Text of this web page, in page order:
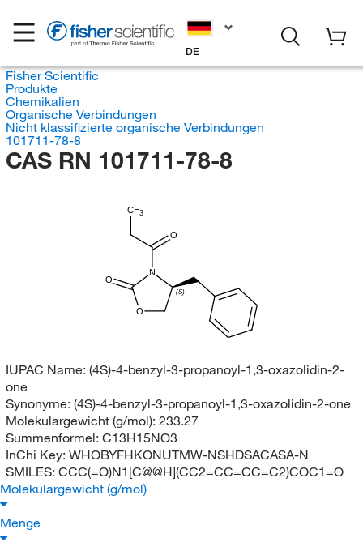
DE
Fisher Scientific
Produkte
Chemikalien
Organische Verbindungen
Nicht klassifizierte organische Verbindungen
101711-78-8
CAS RN 101711-78-8
CH3
O
N
(S)
O
O
IUPAC Name: (4S)-4-benzyl-3-propanoyl-1,3-oxazolidin-2-
one
Synonyme: (4S)-4-benzyl-3-propanoyl-1,3-oxazolidin-2-one
Molekulargewicht (g/mol): 233.27
Summenformel: C13H15NO3
InChi Key: WHOBYFHKONUTMW-NSHDSACASA-N
SMILES: CCC(=O)N1[C@@H](CC2=CC=CC=C2)COC1=O
Molekulargewicht (g/mol)
Menge